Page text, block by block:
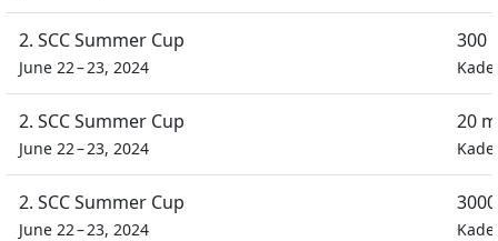
2. SCC Summer Cup
June 22 – 23, 2024
300
2. SCC Summer Cup
June 22 – 23, 2024
20
2. SCC Summer Cup
June 22 – 23, 2024